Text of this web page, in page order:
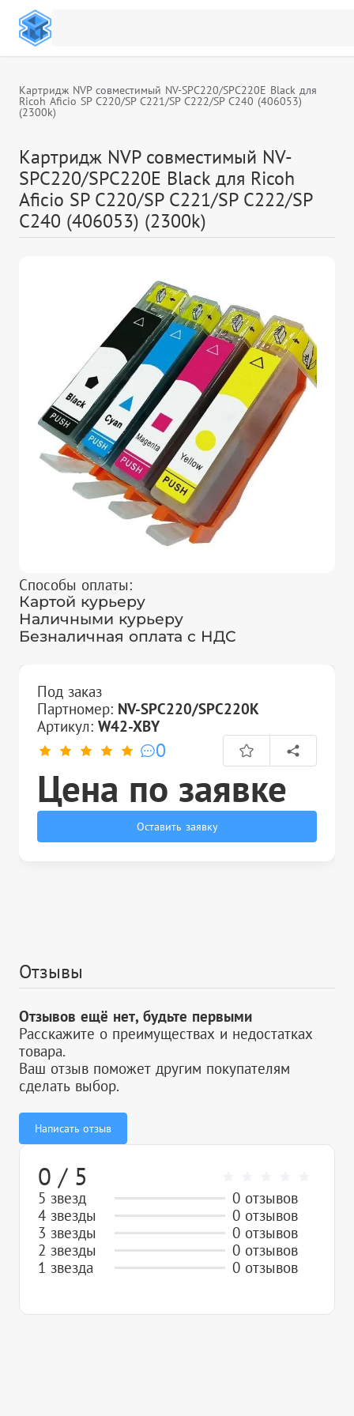
Картридж NVP совместимый NV-SPC220/SPC220E Black для
Ricoh Aficio SP C220/SP C221/SP C222/SP C240 (406053)
(2300k)
Картридж NVP совместимый NV-
SPC220/SPC220E Black для Ricoh
Aficio SP C220/SP C221/SP C222/SP
C240 (406053) (2300k)
Способы оплаты:
Картой курьеру
Наличными курьеру
Безналичная оплата с НДС
Под заказ
Партномер: NV-SPC220/SPC220K
Артикул:W42-XBY
0
Цена по заявке
Оставить заявку
Отзывы
Отзывов ещё нет, будьте первыми
Расскажите о преимуществах и недостатках
товара.
Ваш отзыв поможет другим покупателям
сделать выбор.
Написать отзыв
0 / 5
5 звезд
0 отзывов
4 звезды
0 отзывов
3 звезды
0 отзывов
2 звезды
0 отзывов
1 звезда
0 отзывов